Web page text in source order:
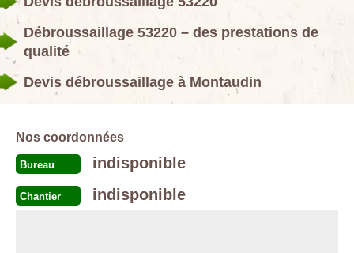
Débroussaillage 53220 – des prestations de
qualité
Devis débroussaillage à Montaudin
Nos coordonnées
Bureau indisponible
Chantier indisponible